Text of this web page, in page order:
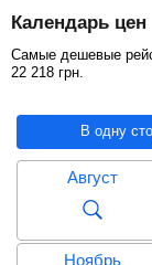
Календарь цен
Самые дешевые
22 218 грн
В одну
Август
Ноябрь